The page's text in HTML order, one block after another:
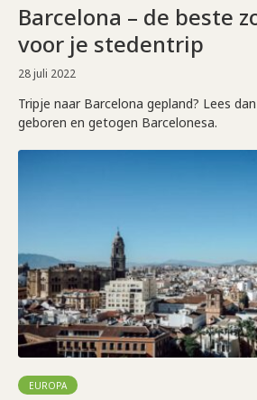
Barcelona – de beste
voor je stedentrip
28 juli 2022
Tripje naar Barcelona gepland? Lees
geboren en getogen Barcelonesa.
EUROPA